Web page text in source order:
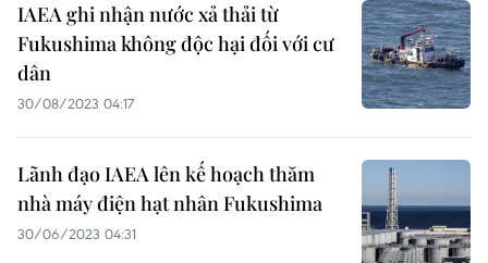
IAEA ghi nhận nước xả thải từ
Fukushima không độc hại đối với cư
dân
30/08/2023 04:17
Lãnh đạo IAEA lên kế hoạch thăm
nhà máy điện hạt nhân Fukushima
30/06/2023 04:31